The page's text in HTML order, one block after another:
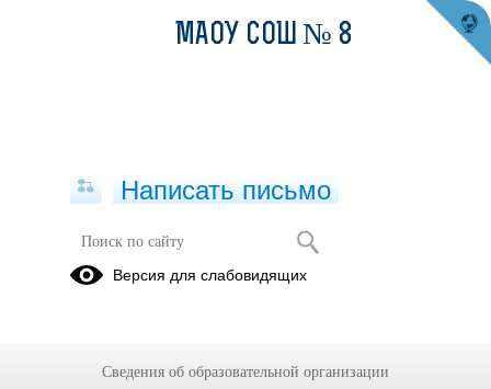
Соревнования по биатлону
МАОУ СОШ № 8
Написать письмо
Версия для слабовидящих
Сведения об образовательной организации